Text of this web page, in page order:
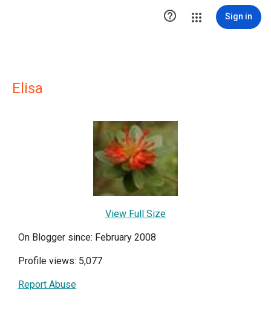
 Sign in
Elisa
View Full Size
On Blogger since: February 2008
Profile views: 5,077
Report Abuse